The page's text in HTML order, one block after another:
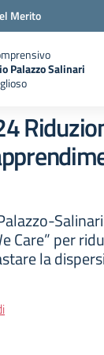
Merito
Palazzo Salinari
Care” per
la